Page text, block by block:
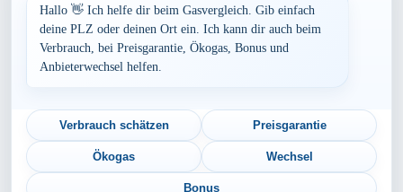
Bayern
Berlin
Brandenburg
Hamburg
Mecklenburg-Vorpommern
Niedersachsen
Nordrhein-Westfalen
Rheinland-Pfalz
Saarland
Hallo 👋 Ich helfe dir beim Gasvergleich. Gib einfach
deine PLZ oder deinen Ort ein. Ich kann dir auch beim
Verbrauch, bei Preisgarantie, Ökogas, Bonus und
Anbieterwechsel helfen.
Verbrauch schätzen Preisgarantie
Ökogas Wechsel
Bonus